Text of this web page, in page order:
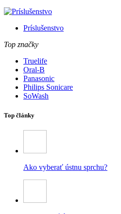
Príslušenstvo
Top značky
Truelife
Oral-B
Panasonic
Philips Sonicare
SoWash
Top články
Ako vyberať ústnu sprchu?